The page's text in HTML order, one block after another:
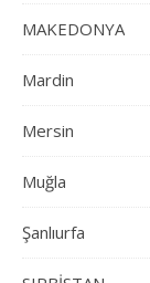
MAKEDONYA
Mardin
Mersin
Muğla
Şanlıurfa